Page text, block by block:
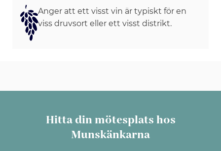
Anger att ett visst vin är typiskt för en
viss druvsort eller ett visst distrikt.
Hitta din mötesplats hos
Munskänkarna